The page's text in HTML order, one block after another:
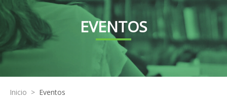
EVENTOS
Inicio > Eventos